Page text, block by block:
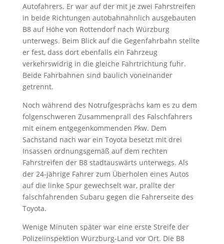
Autofahrers. Er war auf der mit je zwei Fahrstreifen
in beide Richtungen autobahnähnlich ausgebauten
B8 auf Höhe von Rottendorf nach Würzburg
unterwegs. Beim Blick auf die Gegenfahrbahn stellte
er fest, dass dort ebenfalls ein Fahrzeug
verkehrswidrig in die gleiche Fahrtrichtung fuhr.
Beide Fahrbahnen sind baulich voneinander
getrennt.
Noch während des Notrufgesprächs kam es zu dem
folgenschweren Zusammenprall des Falschfahrers
mit einem entgegenkommenden Pkw. Dem
Sachstand nach war ein Toyota besetzt mit drei
Insassen ordnungsgemäß auf dem rechten
Fahrstreifen der B8 stadtauswärts unterwegs. Als
der 24-jährige Fahrer zum Überholen eines Autos
auf die linke Spur gewechselt war, prallte der
falschfahrenden Subaru gegen die Fahrerseite des
Toyota.
Wenige Minuten später war eine erste Streife der
Polizeiinspektion Würzburg-Land vor Ort. Die B8